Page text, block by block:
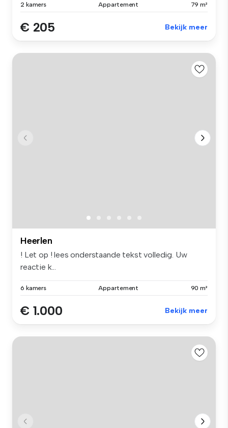
2 kamers Appartement 79 m²
€ 205 Bekijk meer
Heerlen
! Let op ! lees onderstaande tekst volledig. Uw
reactie k...
6 kamers Appartement 90 m²
€ 1.000 Bekijk meer